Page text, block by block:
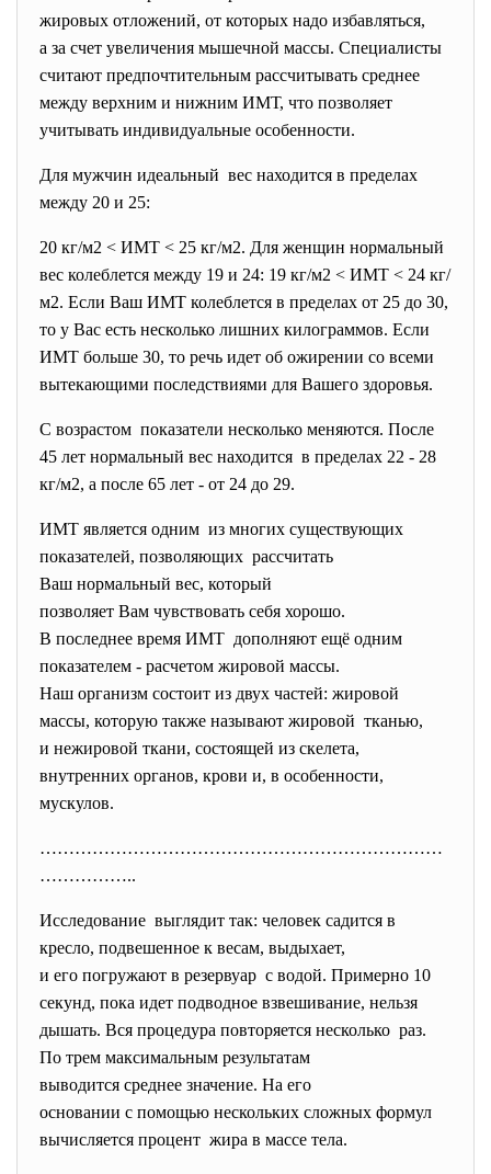
жировых отложений, от которых надо избавляться,
а за счет увеличения мышечной массы. Специалисты
считают предпочтительным рассчитывать среднее
между верхним и нижним ИМТ, что позволяет
учитывать индивидуальные особенности.
Для мужчин идеальный вес находится в пределах
между 20 и 25:
20 кг/м2 < ИМТ < 25 кг/м2. Для женщин нормальный
вес колеблется между 19 и 24: 19 кг/м2 < ИМТ < 24 кг/
м2. Если Ваш ИМТ колеблется в пределах от 25 до 30,
то у Вас есть несколько лишних килограммов. Если
ИМТ больше 30, то речь идет об ожирении со всеми
вытекающими последствиями для Вашего здоровья.
С возрастом показатели несколько меняются. После
45 лет нормальный вес находится в пределах 22 - 28
кг/м2, а после 65 лет - от 24 до 29.
ИМТ является одним из многих существующих
показателей, позволяющих рассчитать
Ваш нормальный вес, который
позволяет Вам чувствовать себя хорошо.
В последнее время ИМТ дополняют ещё одним
показателем - расчетом жировой массы.
Наш организм состоит из двух частей: жировой
массы, которую также называют жировой тканью,
и нежировой ткани, состоящей из скелета,
внутренних органов, крови и, в особенности,
мускулов.
……………………………………………………………
……………..
Исследование выглядит так: человек садится в
кресло, подвешенное к весам, выдыхает,
и его погружают в резервуар с водой. Примерно 10
секунд, пока идет подводное взвешивание, нельзя
дышать. Вся процедура повторяется несколько раз.
По трем максимальным результатам
выводится среднее значение. На его
основании с помощью нескольких сложных формул
вычисляется процент жира в массе тела.